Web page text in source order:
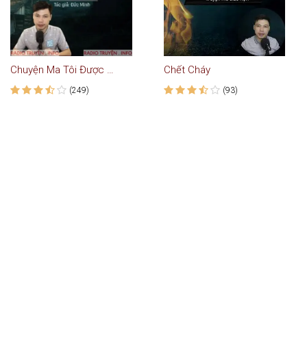
Chuyện Ma Tôi Được Nghe Kể
(249)
Chết Cháy
(93)